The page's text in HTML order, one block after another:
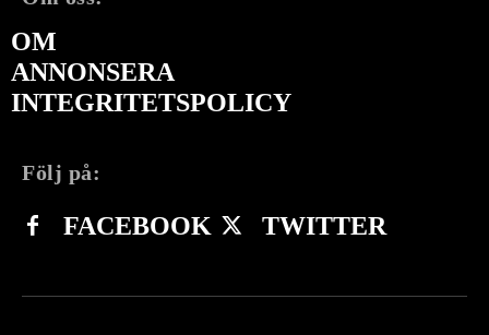
OM
ANNONSERA
INTEGRITETSPOLICY
Följ på:
FACEBOOK TWITTER